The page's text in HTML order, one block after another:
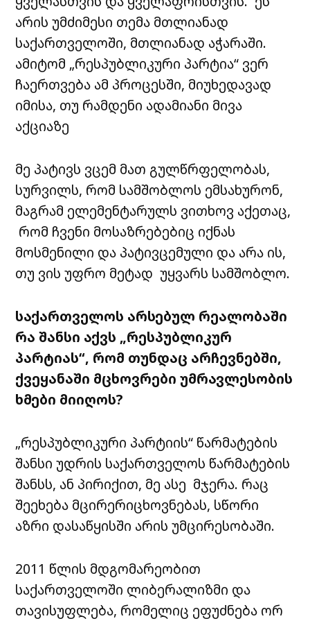
არის უმძიმესი თემა მთლიანად
საქართველოში, მთლიანად აჭარაში.
ამიტომ „რესპუბლიკური პარტია“ ვერ
ჩაერთვება ამ პროცესში, მიუხედავად
იმისა, თუ რამდენი ადამიანი მივა
აქციაზე
მე პატივს ვცემ მათ გულწრფელობას,
სურვილს, რომ სამშობლოს ემსახურონ,
მაგრამ ელემენტარულს ვითხოვ აქეთაც,
რომ ჩვენი მოსაზრებებიც იქნას
მოსმენილი და პატივცემული და არა ის,
თუ ვის უფრო მეტად უყვარს სამშობლო.
საქართველოს არსებულ რეალობაში
რა შანსი აქვს „რესპუბლიკურ
პარტიას“, რომ თუნდაც არჩევნებში,
ქვეყანაში მცხოვრები უმრავლესობის
ხმები მიიღოს?
„რესპუბლიკური პარტიის“ წარმატების
შანსი უდრის საქართველოს წარმატების
შანსს, ან პირიქით, მე ასე მჯერა. რაც
შეეხება მცირერიცხოვნებას, სწორი
აზრი დასაწყისში არის უმცირესობაში.
2011 წლის მდგომარეობით
საქართველოში ლიბერალიზმი და
თავისუფლება, რომელიც ეფუძნება ორ